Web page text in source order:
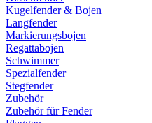
Kugelfender & Bojen
Langfender
Markierungsbojen
Regattabojen
Schwimmer
Spezialfender
Stegfender
Zubehör
Zubehör für Fender